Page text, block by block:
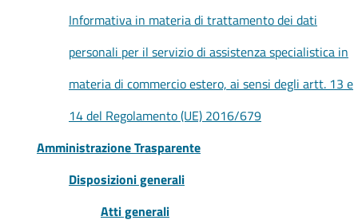
Informativa in materia di trattamento dei dati
personali per il servizio di assistenza specialistica in
materia di commercio estero, ai sensi degli artt. 13 e
14 del Regolamento (UE) 2016/679
Amministrazione Trasparente
Disposizioni generali
Atti generali